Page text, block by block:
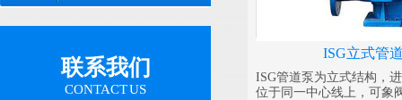
联系我们
CONTACT US
ISG立式管
ISG管道泵为立式结构，
位于同一中心线上，可象